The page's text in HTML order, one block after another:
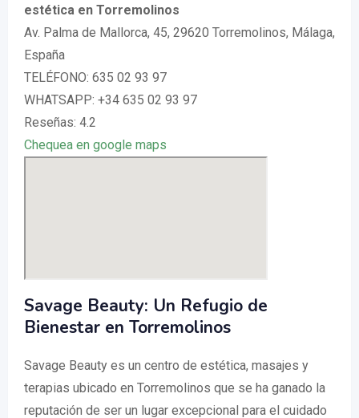
estética en Torremolinos
Av. Palma de Mallorca, 45, 29620 Torremolinos, Málaga,
España
TELÉFONO: 635 02 93 97
WHATSAPP: +34 635 02 93 97
Reseñas: 4.2
Chequea en google maps
Savage Beauty: Un Refugio de
Bienestar en Torremolinos
Savage Beauty es un centro de estética, masajes y
terapias ubicado en Torremolinos que se ha ganado la
reputación de ser un lugar excepcional para el cuidado